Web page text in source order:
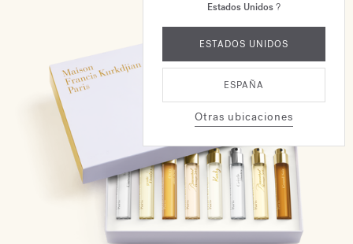
Estados Unidos?
ESTADOS UNIDOS
ESPAÑA
Otras ubicaciones